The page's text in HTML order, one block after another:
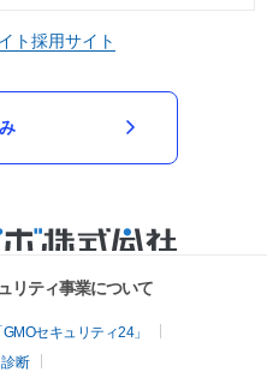
ト採用サイト
リティ事業について
セキュリティ24」
断